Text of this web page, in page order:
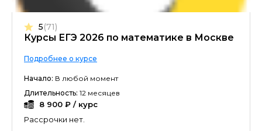
Курсы ЕГЭ 2026 по математике в Москве
5(71)
Подробнее о курсе
Начало: В любой момент
Длительность: 12 месяцев
8 900 ₽ / курс
Рассрочки нет.